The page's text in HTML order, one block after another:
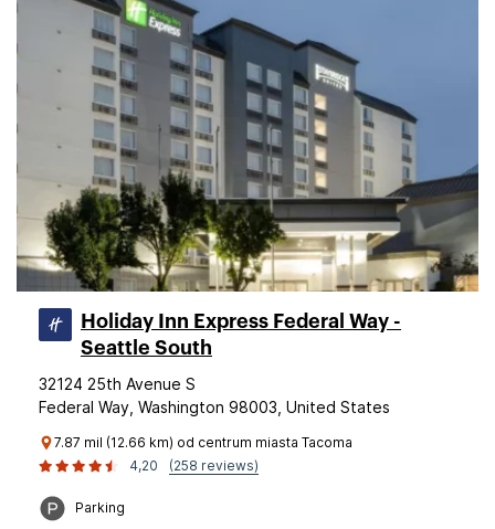
Holiday Inn Express Federal Way -
Seattle South
32124 25th Avenue S
Federal Way, Washington 98003, United States
7.87 mil (12.66 km) od centrum miasta Tacoma
4,20
(258 reviews)
Parking